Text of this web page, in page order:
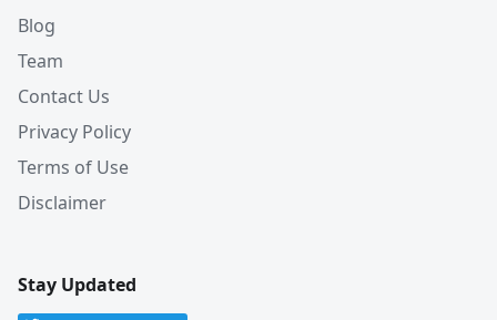
Blog
Team
Contact Us
Privacy Policy
Terms of Use
Disclaimer
Stay Updated